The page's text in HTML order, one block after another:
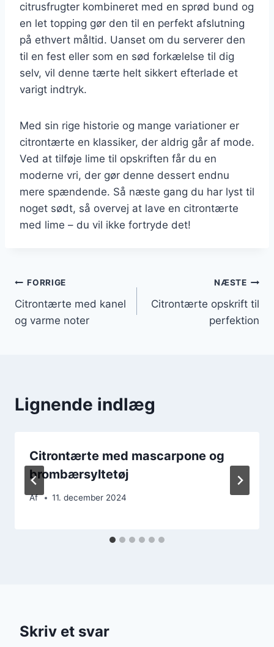
citrusfrugter kombineret med en sprød bund og
en let topping gør den til en perfekt afslutning
på ethvert måltid. Uanset om du serverer den
til en fest eller som en sød forkælelse til dig
selv, vil denne tærte helt sikkert efterlade et
varigt indtryk.
Med sin rige historie og mange variationer er
citrontærte en klassiker, der aldrig går af mode.
Ved at tilføje lime til opskriften får du en
moderne vri, der gør denne dessert endnu
mere spændende. Så næste gang du har lyst til
noget sødt, så overvej at lave en citrontærte
med lime – du vil ikke fortryde det!
Indlægsnavigation
FORRIGE
Citrontærte med kanel
og varme noter
NÆSTE
Citrontærte opskrift til
perfektion
Lignende indlæg
Citrontærte med mascarpone og
brombærsyltetøj
Af 11. december 2024
Skriv et svar